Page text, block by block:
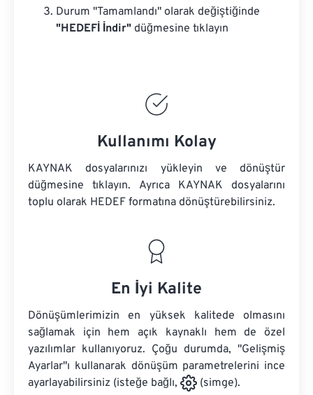
Durum "Tamamlandı" olarak değiştiğinde
"HEDEFİ İndir" düğmesine tıklayın
Kullanımı Kolay
KAYNAK dosyalarınızı yükleyin ve dönüştür
düğmesine tıklayın. Ayrıca KAYNAK dosyalarını
toplu olarak HEDEF formatına dönüştürebilirsiniz.
En İyi Kalite
Dönüşümlerimizin en yüksek kalitede olmasını
sağlamak için hem açık kaynaklı hem de özel
yazılımlar kullanıyoruz. Çoğu durumda, "Gelişmiş
Ayarlar"ı kullanarak dönüşüm parametrelerini ince
ayarlayabilirsiniz (isteğe bağlı,
(simge).